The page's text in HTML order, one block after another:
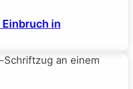
Einbruch in